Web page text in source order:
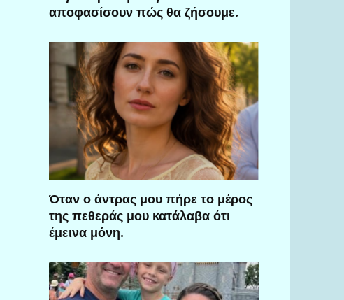
αποφασίσουν πώς θα ζήσουμε.
Όταν ο άντρας μου πήρε το μέρος
της πεθεράς μου κατάλαβα ότι
έμεινα μόνη.